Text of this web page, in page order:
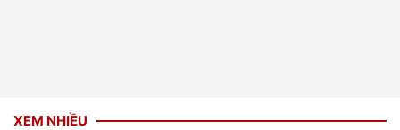
XEM NHIỀU